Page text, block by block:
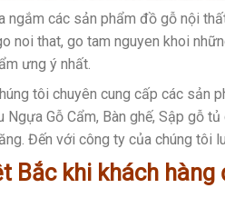
ngắm các sản phẩm đồ gỗ nội
noi that, go tam nguyen khoi
ưng ý nhất.
tôi chuyên cung cấp các sản
Ngựa Gỗ Cẩm, Bàn ghế, Sập gỗ
Đến với công ty của chúng tôi
Bắc khi khách